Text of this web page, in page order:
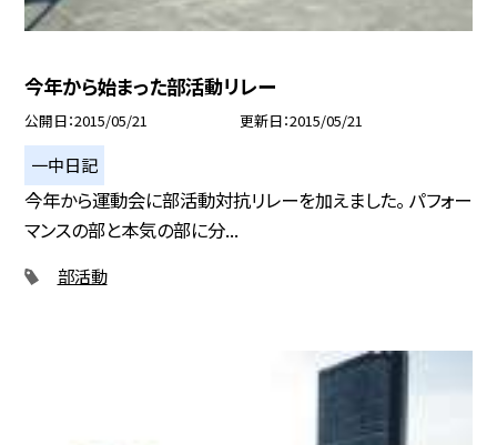
今年から始まった部活動リレー
公開日 2015/05/21 更新日 2015/05/21
一中日記
今年から運動会に部活動対抗リレーを加えました。 パフォー
マンスの部と本気の部に分...
部活動